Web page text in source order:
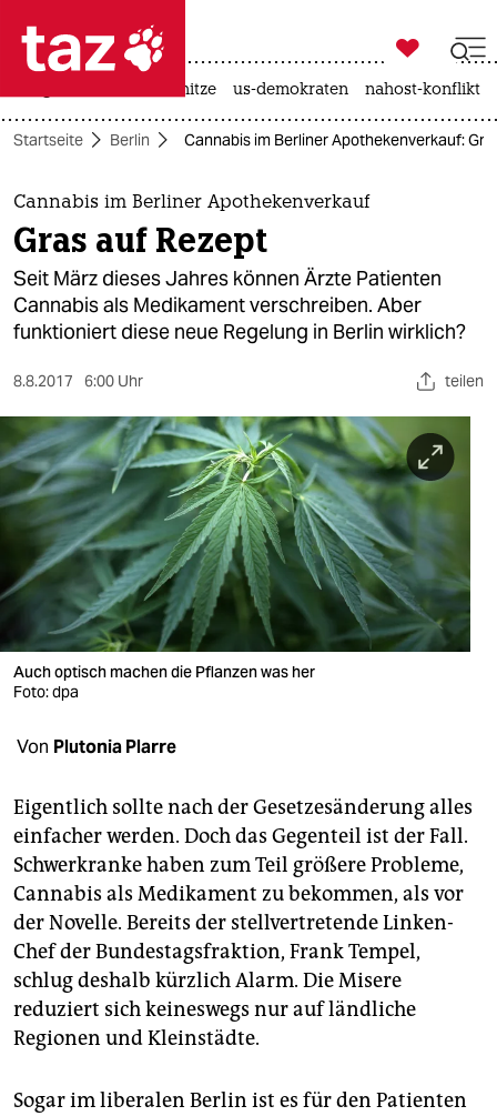
 taz zahl ich
taz zahl ich
themen
politik
öko
sport
berlin
nord
wahrheit
verlag
verlag
veranstaltungen
fragen & hilfe
unterstützen
abo
genossenschaft
epaper login

taz zahl ich
hitze us-demokraten nahost-konflikt
Startseite Berlin Cannabis im Berliner Apothekenverkauf:
Cannabis im Berliner Apothekenverkauf
Gras auf Rezept
Seit März dieses Jahres können Ärzte Patienten
Cannabis als Medikament verschreiben. Aber
funktioniert diese neue Regelung in Berlin wirklich?
8.8.2017 6:00 Uhr teilen
Auch optisch machen die Pflanzen was her
Foto: dpa
Von Plutonia Plarre
Eigentlich sollte nach der Gesetzesänderung alles
einfacher werden. Doch das Gegenteil ist der Fall.
Schwerkranke haben zum Teil größere Probleme,
Cannabis als Medikament zu bekommen, als vor
der Novelle. Bereits der stellvertretende Linken-
Chef der Bundestagsfraktion, Frank Tempel,
schlug deshalb kürzlich Alarm. Die Misere
reduziert sich keineswegs nur auf ländliche
Regionen und Kleinstädte.
Sogar im liberalen Berlin ist es für den Patienten